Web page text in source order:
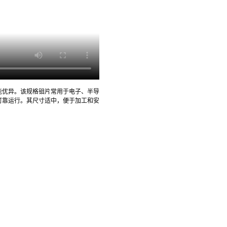
异。该规格钼片常用于电子、半导
运行。其尺寸适中，便于加工和安